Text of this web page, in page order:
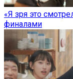
«Я зря это
финалами